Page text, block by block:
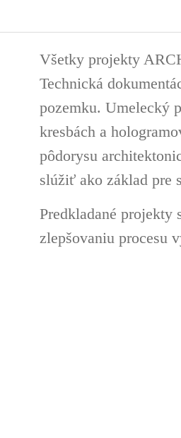
Všetky projekty
Technická
pozemku. Umelecký
kresbách a
pôdorysu
slúžiť ako základ pre
Predkladané
zlepšovaniu procesu